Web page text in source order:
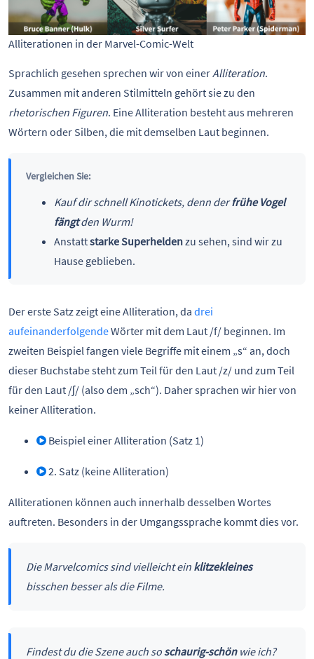
Alliterationen in der Marvel-Comic-Welt
Sprachlich gesehen sprechen wir von einerAlliteration.
Zusammen mit anderen Stilmitteln gehört sie zu den
rhetorischen Figuren. Eine Alliteration besteht aus mehreren
Wörtern oder Silben, die mit demselben Laut beginnen.
Vergleichen Sie:
Kauf dir schnell Kinotickets, denn derfrühe Vogel
fängtden Wurm!
Anstattstarke Superheldenzu sehen, sind wir zu
Hause geblieben.
Der erste Satz zeigt eine Alliteration, da drei
aufeinanderfolgendeWörter mit dem Laut /f/ beginnen. Im
zweiten Beispiel fangen viele Begriffe mit einem „s“ an, doch
dieser Buchstabe steht zum Teil für den Laut /z/ und zum Teil
für den Laut /ʃ⁠/ (also dem „sch“). Daher sprachen wir hier von
keiner Alliteration.
Beispiel einer Alliteration (Satz 1)
2. Satz (keine Alliteration)
Alliterationen können auch innerhalb desselben Wortes
auftreten. Besonders in der Umgangssprache kommt dies vor.
Die Marvelcomics sind vielleicht ein klitzekleines
bisschen besser als die Filme.
Findest du die Szene auch soschaurig-schönwie ich?